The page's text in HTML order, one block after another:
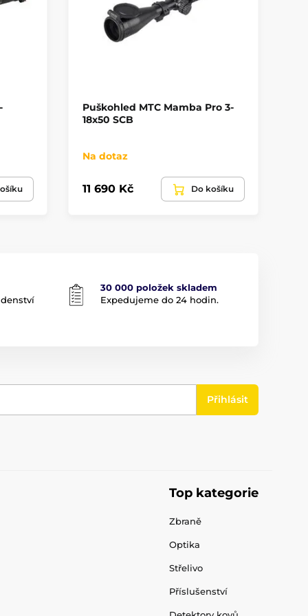
Puškohled MTC Mamba Pro 3-
18x50 SCB
Na dotaz
11 690 Kč Do košíku
30 000 položek skladem
Expedujeme do 24 hodin.
Přihlásit
Top kategorie
Zbraně
Optika
Střelivo
Příslušenství